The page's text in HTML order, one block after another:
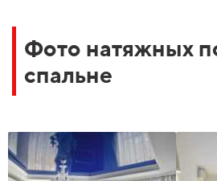
Фото натяжных
спальне